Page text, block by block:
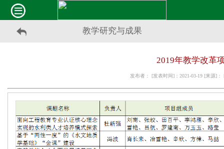
教学研究与成果
2019年教学改革
发布者： [发表时间]：2021-03-19 [来源]